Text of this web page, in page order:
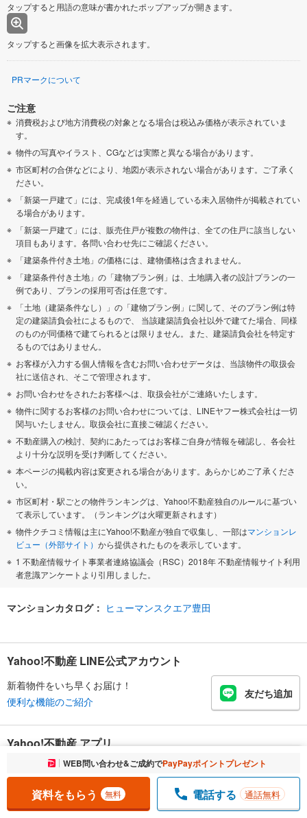
タップすると用語の意味が書かれたポップアップが開きます。
タップすると画像を拡大表示されます。
PRマークについて
ご注意
消費税および地方消費税の対象となる場合は税込み価格が表示されていま
す。
物件の写真やイラスト、CGなどは実際と異なる場合があります。
市区町村の合併などにより、地図が表示されない場合があります。ご了承く
ださい。
「新築一戸建て」には、完成後1年を経過している未入居物件が掲載されてい
る場合があります。
「新築一戸建て」には、販売住戸が複数の物件は、全ての住戸に該当しない
項目もあります。各問い合わせ先にご確認ください。
「建築条件付き土地」の価格には、建物価格は含まれません。
「建築条件付き土地」の「建物プラン例」は、土地購入者の設計プランの一
例であり、プランの採用可否は任意です。
「土地（建築条件なし）」の「建物プラン例」に関して、そのプラン例は特
定の建築請負会社によるもので、 当該建築請負会社以外で建てた場合、同様
のものが同価格で建てられるとは限りません。また、建築請負会社を特定す
るものではありません。
お客様が入力する個人情報を含むお問い合わせデータは、当該物件の取扱会
社に送信され、そこで管理されます。
お問い合わせをされたお客様へは、取扱会社がご連絡いたします。
物件に関するお客様のお問い合わせについては、LINEヤフー株式会社は一切
関与いたしません。取扱会社に直接ご確認ください。
不動産購入の検討、契約にあたってはお客様ご自身が情報を確認し、各会社
より十分な説明を受け判断してください。
本ページの掲載内容は変更される場合があります。あらかじめご了承くださ
い。
市区町村・駅ごとの物件ランキングは、Yahoo!不動産独自のルールに基づい
て表示しています。（ランキングは火曜更新されます）
物件クチコミ情報は主にYahoo!不動産が独自で収集し、一部はマンションレ
ビュー（外部サイト） から提供されたものを表示しています。
1 不動産情報サイト事業者連絡協議会（RSC）2018年 不動産情報サイト利用
者意識アンケートより引用しました。
マンションカタログ： ヒューマンスクエア豊田
お気に入りに追加しました。 一覧を開く
WEB問い合わせ&ご成約でPayPayポイントプレゼント
資料をもらう 無料 電話する 通話無料
Yahoo!不動産 LINE公式アカウント
新着物件をいち早くお届け！
便利な機能のご紹介
友だち追加
Yahoo!不動産 アプリ
地図でサクッと物件探し
物件比較が手軽にできる